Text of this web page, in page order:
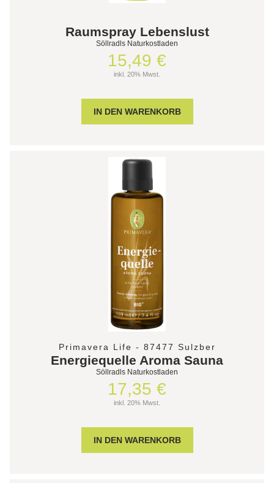
Raumspray Lebenslust
Söllradls Naturkostladen
15,49 €
inkl. 20% Mwst.
Primavera Life - 87477 Sulzber
Energiequelle Aroma Sauna
Söllradls Naturkostladen
17,35 €
inkl. 20% Mwst.